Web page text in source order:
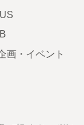
画・イベント